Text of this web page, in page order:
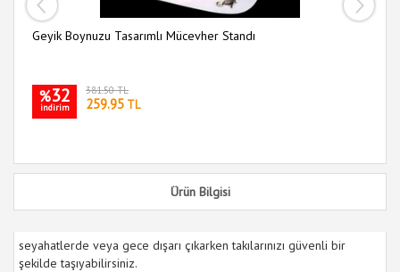
Geyik Boynuzu Tasarımlı Mücevher Standı
%32
indirim
381.50 TL
259.95 TL
Ürün Bilgisi
seyahatlerde veya gece dışarı çıkarken takılarınızı güvenli bir
şekilde taşıyabilirsiniz.